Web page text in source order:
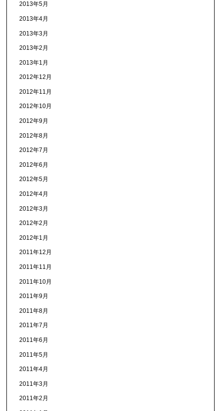
2013年5月
2013年4月
2013年3月
2013年2月
2013年1月
2012年12月
2012年11月
2012年10月
2012年9月
2012年8月
2012年7月
2012年6月
2012年5月
2012年4月
2012年3月
2012年2月
2012年1月
2011年12月
2011年11月
2011年10月
2011年9月
2011年8月
2011年7月
2011年6月
2011年5月
2011年4月
2011年3月
2011年2月